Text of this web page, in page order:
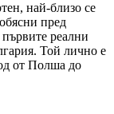
най-близо се
пред
реални
Той лично е
от Полша до